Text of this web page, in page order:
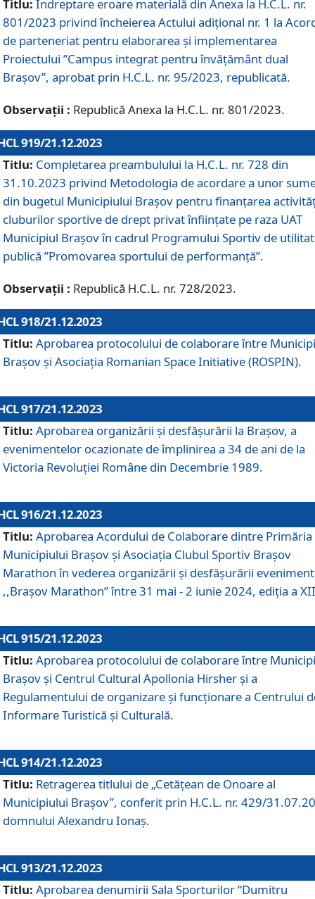
Titlu: Îndreptare eroare materială din Anexa la H.C.L. nr.
801/2023 privind încheierea Actului adițional nr. 1 la
de parteneriat pentru elaborarea și implementarea
Proiectului ”Campus integrat pentru învățământ dual
Brașov”, aprobat prin H.C.L. nr. 95/2023, republicată.
Observații : Republică Anexa la H.C.L. nr. 801/2023.
919/21.12.2023
Titlu: Completarea preambulului la H.C.L. nr. 728 din
31.10.2023 privind Metodologia de acordare a unor
din bugetul Municipiului Brașov pentru finanțarea
cluburilor sportive de drept privat înființate pe raza UAT
Municipiul Brașov în cadrul Programului Sportiv de
publică ”Promovarea sportului de performanță”.
Observații : Republică H.C.L. nr. 728/2023.
918/21.12.2023
Titlu: Aprobarea protocolului de colaborare între
Brașov și Asociația Romanian Space Initiative (ROSPIN).
917/21.12.2023
Titlu: Aprobarea organizării şi desfăşurării la Braşov, a
evenimentelor ocazionate de împlinirea a 34 de ani de la
Victoria Revoluţiei Române din Decembrie 1989.
916/21.12.2023
Titlu: Aprobarea Acordului de Colaborare dintre Primăria
Municipiului Brașov și Asociația Clubul Sportiv Brașov
Marathon în vederea organizării și desfășurării
,,Brașov Marathon” între 31 mai - 2 iunie 2024, ediția a
915/21.12.2023
Titlu: Aprobarea protocolului de colaborare între
Brașov și Centrul Cultural Apollonia Hirsher și a
Regulamentului de organizare și funcționare a Centrului
Informare Turistică și Culturală.
914/21.12.2023
Titlu: Retragerea titlului de „Cetățean de Onoare al
Municipiului Brașov”, conferit prin H.C.L. nr. 429/
domnului Alexandru Ionaș.
913/21.12.2023
Titlu: Aprobarea denumirii Sala Sporturilor “Dumitru